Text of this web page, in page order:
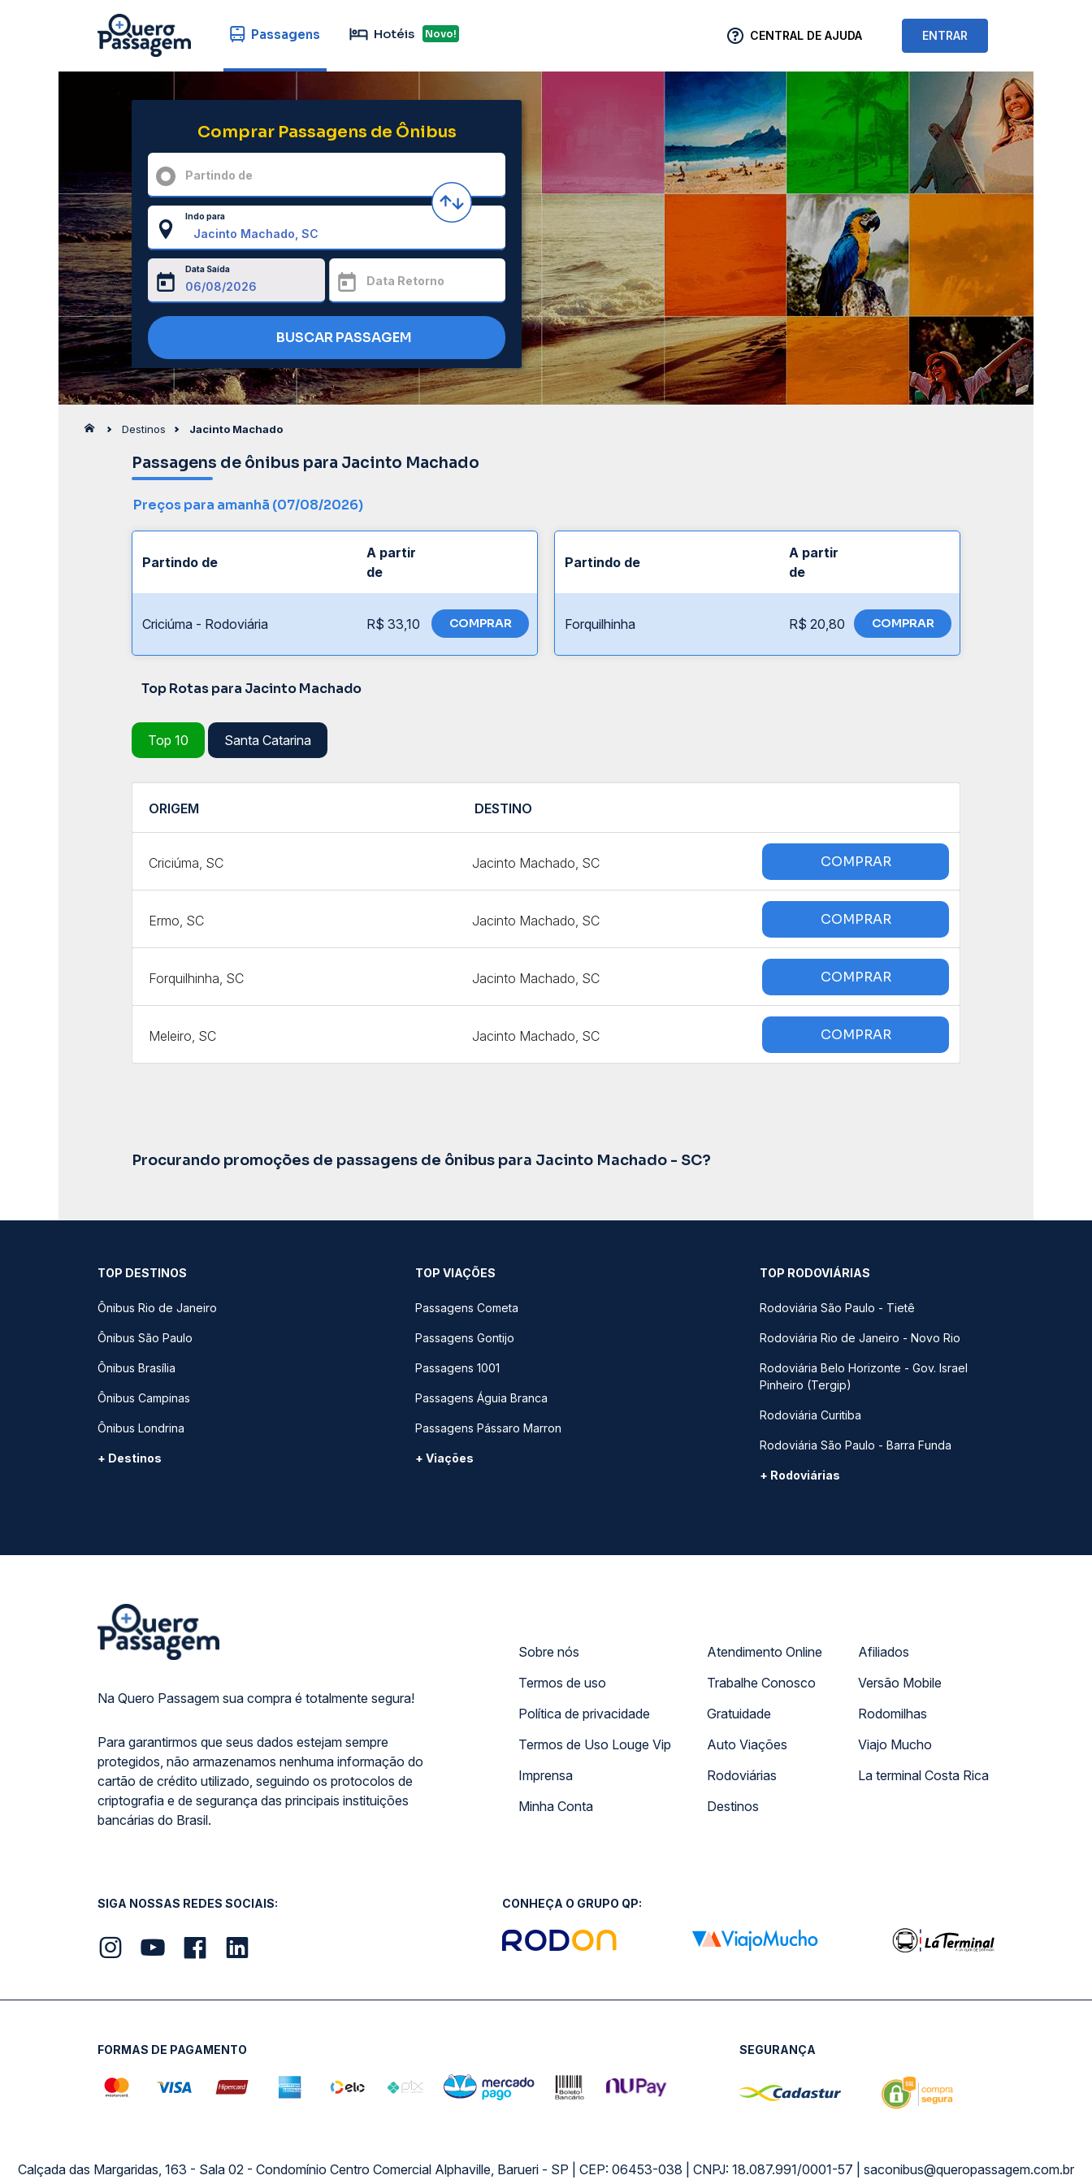
Passagens Hotéis Novo! CENTRAL DE AJUDA ENTRAR
Comprar Passagens de Ônibus
Partindo de
Indo para
Data Saída
Data Retorno
BUSCAR PASSAGEM
Destinos Jacinto Machado
Passagens de ônibus para Jacinto Machado
Preços para amanhã (07/08/2026)
Partindo de
A partir
de
Criciúma - Rodoviária R$ 33,10 COMPRAR
Partindo de
A partir
de
Forquilhinha R$ 20,80 COMPRAR
Top Rotas para Jacinto Machado
Top 10 Santa Catarina
ORIGEM DESTINO
Criciúma, SC Jacinto Machado, SC
Ermo, SC Jacinto Machado, SC
Forquilhinha, SC Jacinto Machado, SC
Meleiro, SC Jacinto Machado, SC
Procurando promoções de passagens de ônibus para Jacinto Machado - SC?
TOP DESTINOS
Ônibus Rio de Janeiro
Ônibus São Paulo
Ônibus Brasília
Ônibus Campinas
Ônibus Londrina
+ Destinos
TOP VIAÇÕES
Passagens Cometa
Passagens Gontijo
Passagens 1001
Passagens Águia Branca
Passagens Pássaro Marron
+ Viações
TOP RODOVIÁRIAS
Rodoviária São Paulo - Tietê
Rodoviária Rio de Janeiro - Novo Rio
Rodoviária Belo Horizonte - Gov. Israel
Pinheiro (Tergip)
Rodoviária Curitiba
Rodoviária São Paulo - Barra Funda
+ Rodoviárias
Na Quero Passagem sua compra é totalmente segura!
Para garantirmos que seus dados estejam sempre
protegidos, não armazenamos nenhuma informação do
cartão de crédito utilizado, seguindo os protocolos de
criptografia e de segurança das principais instituições
bancárias do Brasil.
Sobre nós
Termos de uso
Política de privacidade
Termos de Uso Louge Vip
Imprensa
Minha Conta
Atendimento Online
Trabalhe Conosco
Gratuidade
Auto Viações
Rodoviárias
Destinos
Afiliados
Versão Mobile
Rodomilhas
Viajo Mucho
La terminal Costa Rica
SIGA NOSSAS REDES SOCIAIS: CONHEÇA O GRUPO QP:
FORMAS DE PAGAMENTO SEGURANÇA
Calçada das Margaridas, 163 - Sala 02 - Condomínio Centro Comercial Alphaville, Barueri - SP | CEP: 06453-038 | CNPJ: 18.087.991/0001-57 | saconibus@queropassagem.com.br